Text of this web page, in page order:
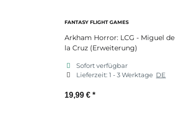
FANTASY FLIGHT GAMES
Arkham Horror: LCG - Miguel de
la Cruz (Erweiterung)
Sofort verfügbar
Lieferzeit:1 - 3 Werktage DE
19,99 € *